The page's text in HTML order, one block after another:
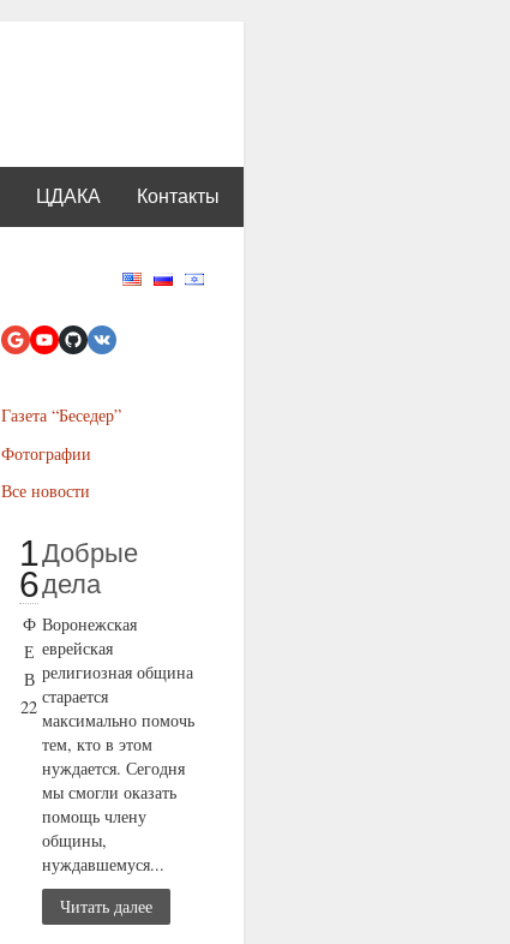
ЦДАКА Контакты
Газета “Беседер”
Фотографии
Все новости
1
6
Ф
Е
В
22
Добрые
дела
Воронежская
еврейская
религиозная община
старается
максимально помочь
тем, кто в этом
нуждается. Сегодня
мы смогли оказать
помощь члену
общины,
нуждавшемуся...
Читать далее